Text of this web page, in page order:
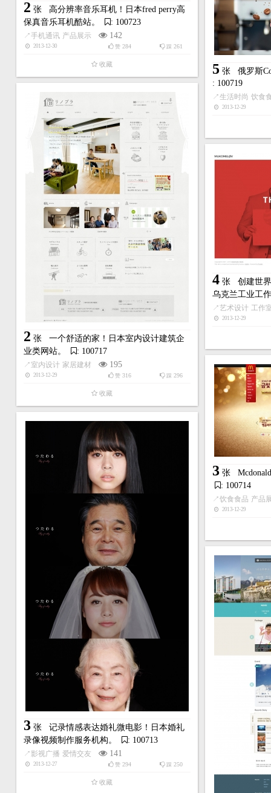
2 张 高分辨率音乐耳机！日本fred perry高
保真音乐耳机酷站。
: 100723
↗手机通讯 产品展示 142
2013-12-30 踩 261
赞 284
收藏 5 张 俄罗斯
: 100719
↗生活时尚 饮食
2013-12-29
2 张 一个舒适的家！日本室内设计建筑企
业类网站。
: 100717
↗室内设计 家居建材 195
2013-12-29 踩 296
赞 316
收藏
4 张 创建世
乌克兰工业工
↗艺术设计 工作
2013-12-29
3 张
: 100714
↗饮食食品 产品
2013-12-29
3 张 记录情感表达婚礼微电影！日本婚礼
录像视频制作服务机构。
: 100713
↗ 影视广播 爱情交友 141
2013-12-27 踩 250
赞 294
收藏